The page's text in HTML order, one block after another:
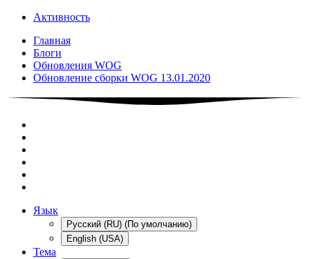
Активность
Главная
Блоги
Обновления WOG
Обновление сборки WOG 13.01.2020
Язык
Русский (RU) (По умолчанию)
English (USA)
Тема